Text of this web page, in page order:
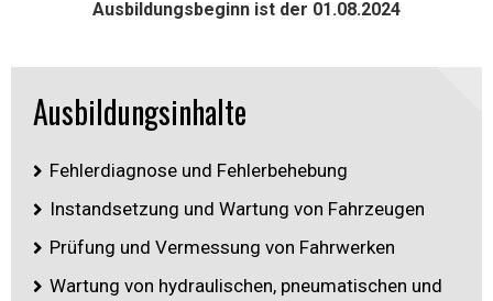
Ausbildungsbeginn ist der 01.08.2024
Ausbildungsinhalte
Fehlerdiagnose und Fehlerbehebung
Instandsetzung und Wartung von Fahrzeugen
Prüfung und Vermessung von Fahrwerken
Wartung von hydraulischen, pneumatischen und